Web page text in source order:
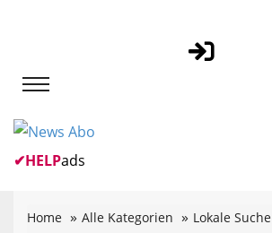
✔HELPads
Home Alle Kategorien
Lokale Suche